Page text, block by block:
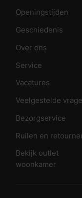
Openingstijden
Geschiedenis
Over ons
Service
Vacatures
Veelgestelde
Bezorgservice
Ruilen en
Bekijk outlet
woonkamer